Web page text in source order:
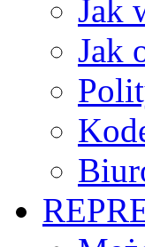
Jak
Jak